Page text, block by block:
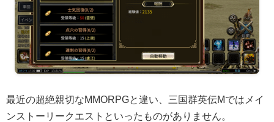
最近の超絶親切なMMORPGと違い、三国群英伝Mではメイ
ンストーリークエストといったものがありません。